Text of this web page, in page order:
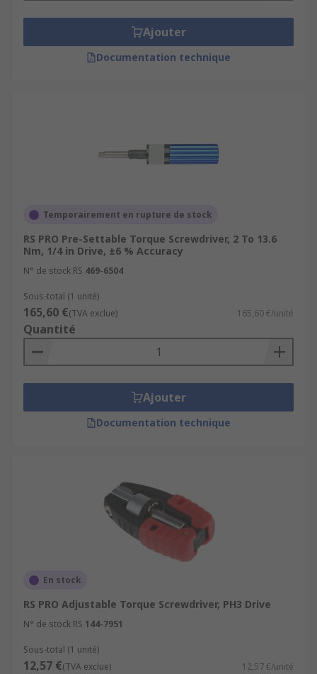
Ajouter
Documentation technique
Temporairement en rupture de stock
RS PRO Pre-Settable Torque Screwdriver, 2 To 13.6
Nm, 1/4 in Drive, ±6 % Accuracy
N° de stock RS 469-6504
Sous-total (1 unité)
165,60 €(TVA exclue) 165,60 €/unité
Quantité
Ajouter
Documentation technique
En stock
RS PRO Adjustable Torque Screwdriver, PH3 Drive
N° de stock RS 144-7951
Sous-total (1 unité)
12,57 €(TVA exclue) 12,57 €/unité